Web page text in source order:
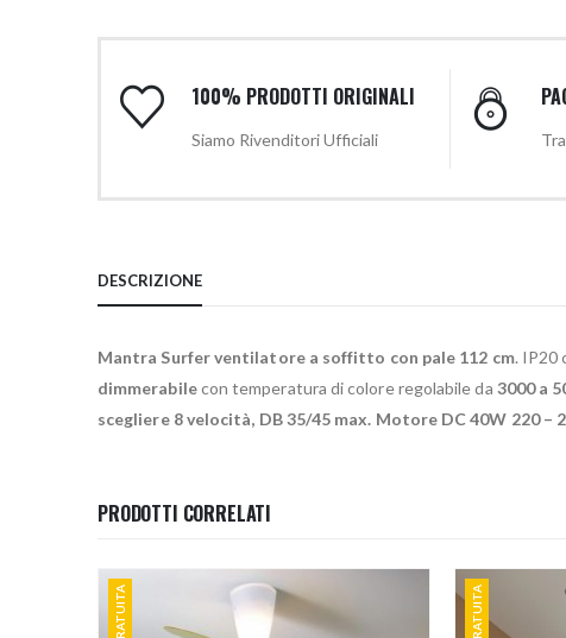
100% PRODOTTI ORIGINALI
Siamo Rivenditori Ufficiali
DESCRIZIONE
Mantra Surfer ventilatore a soffitto con pale 112 cm. IP20
dimmerabilecon temperatura di colore regolabile da 3000 a
scegliere 8 velocità, DB 35/45 max. Motore DC 40W 220 –
PRODOTTI CORRELATI